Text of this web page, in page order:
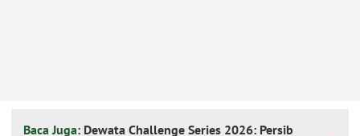
Baca Juga: Dewata Challenge Series 2026: Persib